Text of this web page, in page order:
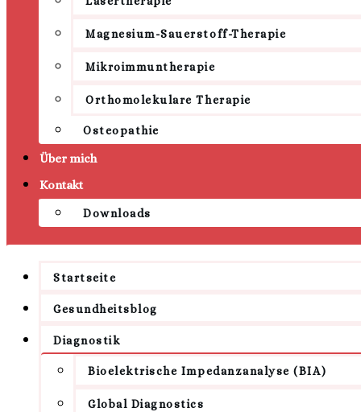
Magnesium-Sauerstoff-Therapie
Mikroimmuntherapie
Orthomolekulare Therapie
Osteopathie
Über mich
Kontakt
Downloads
Startseite
Gesundheitsblog
Diagnostik
Bioelektrische Impedanzanalyse (BIA)
Global Diagnostics